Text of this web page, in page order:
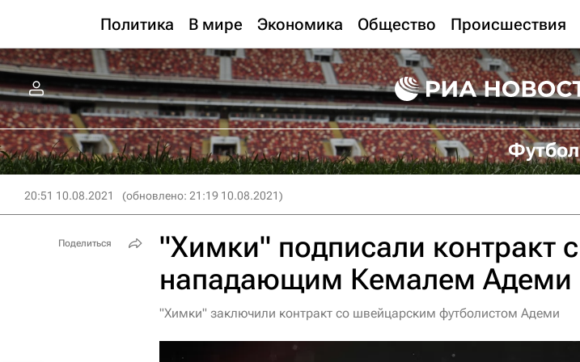
Политика В мире Экономика Общество Происшествия
Футбол
20:51 10.08.2021 (обновлено: 21:19 10.08.2021)
"Химки" подписали контракт с
нападающим Кемалем Адеми
"Химки" заключили контракт со швейцарским футболистом Адеми
Поделиться